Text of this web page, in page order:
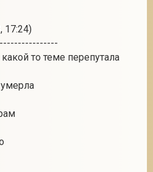
17:24)
то теме перепутала
умерла